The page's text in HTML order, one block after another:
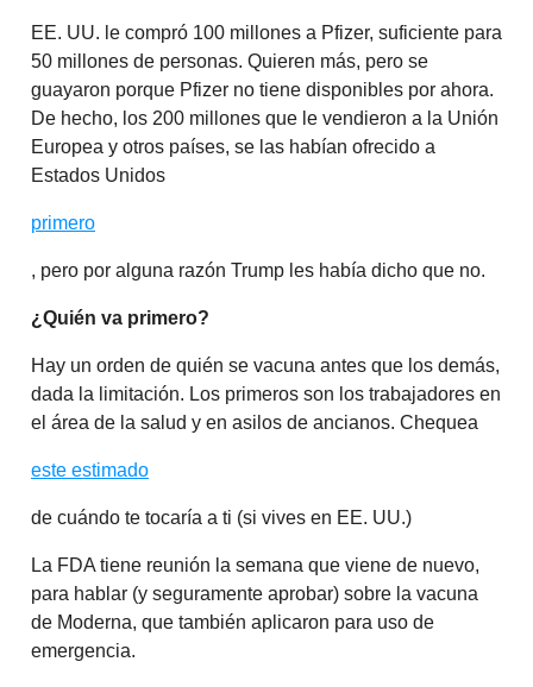
EE. UU. le compró 100 millones a Pfizer, suficiente para
50 millones de personas. Quieren más, pero se
guayaron porque Pfizer no tiene disponibles por ahora.
De hecho, los 200 millones que le vendieron a la Unión
Europea y otros países, se las habían ofrecido a
Estados Unidos
primero
, pero por alguna razón Trump les había dicho que no.
¿Quién va primero?
Hay un orden de quién se vacuna antes que los demás,
dada la limitación. Los primeros son los trabajadores en
el área de la salud y en asilos de ancianos. Chequea
este estimado
de cuándo te tocaría a ti (si vives en EE. UU.)
La FDA tiene reunión la semana que viene de nuevo,
para hablar (y seguramente aprobar) sobre la vacuna
de Moderna, que también aplicaron para uso de
emergencia.